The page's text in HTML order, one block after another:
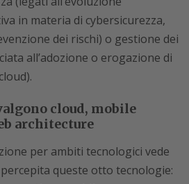
in materia di cybersicurezza,
dei rischi) o gestione dei
all’adozione o erogazione di
cloud, mobile
architecture
per ambiti tecnologici vede
queste otto tecnologie: